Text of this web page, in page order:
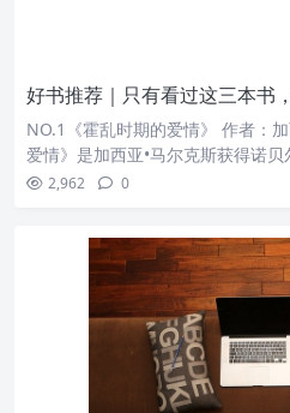
好书推荐｜只有看过这三本书
NO.1《霍乱时期的爱情》 作者：
爱情》是加西亚•马尔克斯获得诺
2,962 0